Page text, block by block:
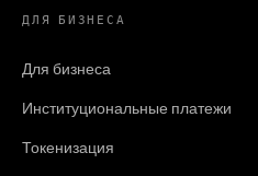
ДЛЯ БИЗНЕСА
Для бизнеса
Институциональные платежи
Токенизация